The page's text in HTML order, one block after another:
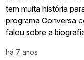
tem muita história
programa Conversa
falou sobre a
há 7 anos